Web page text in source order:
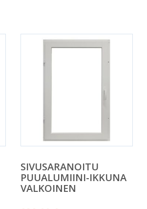
SIVUSARANOITU
PUUALUMIINI-IKKUNA
VALKOINEN